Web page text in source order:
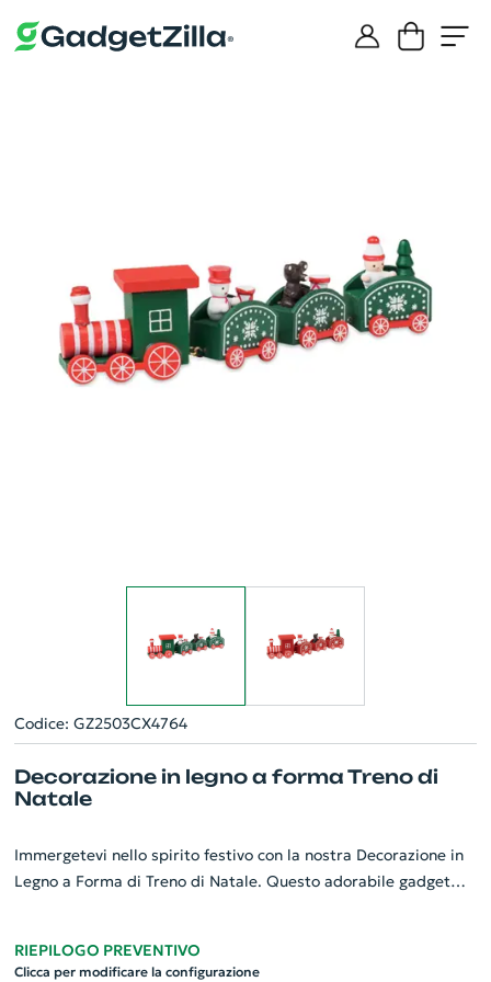
Codice: GZ2503CX4764
Decorazione in legno a forma Treno di
Natale
Immergetevi nello spirito festivo con la nostra Decorazione in
Legno a Forma di Treno di Natale. Questo adorabile gadget
qualità, la forma raffigura un trenino natalizio, perfetto per
RIEPILOGO PREVENTIVO
Clicca per modificare la configurazione